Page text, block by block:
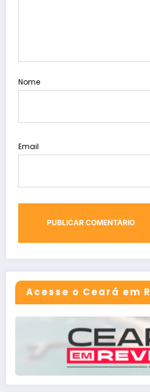
Nome
Email
Acesse o Ceará em